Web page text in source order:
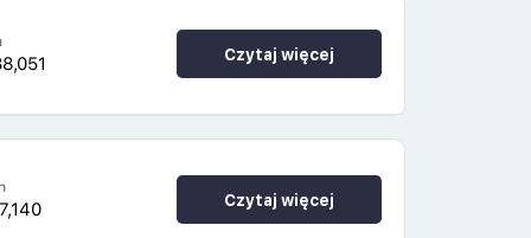
Czytaj więcej
Czytaj więcej